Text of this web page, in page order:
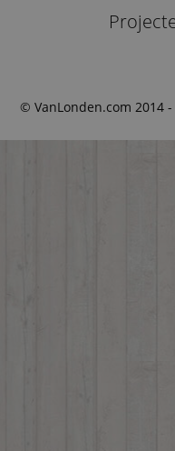
© VanLonden.com 2014